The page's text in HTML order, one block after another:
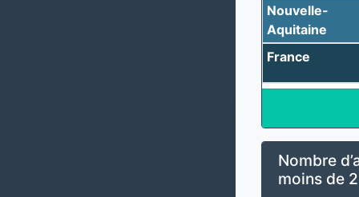
Nouvelle-
Aquitaine
France
Nombre
moins de